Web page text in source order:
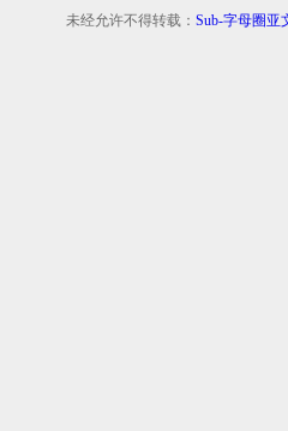
未经允许不得转载： Sub-字母圈亚